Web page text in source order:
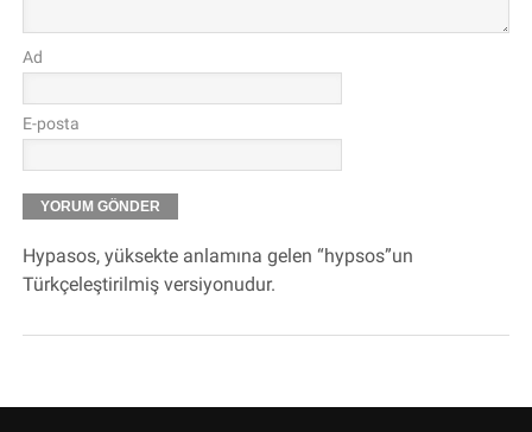
Ad
E-posta
Hypasos, yüksekte anlamına gelen “hypsos”un
Türkçeleştirilmiş versiyonudur.